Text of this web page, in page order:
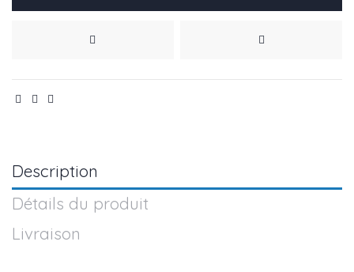
Description
Détails du produit
Livraison